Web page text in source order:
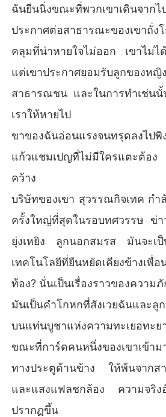
ฉันยืนนิ่งขณะที่พวกเขาเดินจา
ประกาศต่อสาธารณะของเขาถั่
คลุมที่น่าหายใจไม่ออก เขาไม่ไ
แต่เขาประกาศยอมรับลูกของหญิ
สาธารณชน และในการทำเช่นนั้
เราให้หายไป
ขาของฉันอ่อนแรงจนทรุดลงไปพิ
แก้วแชมเปญที่ไม่มีใครแตะต้อง
คว้าง
บริษัทของเขา สุวรรณกิจเทค กำ
ครั้งใหญ่ที่สุดในรอบทศวรรษ ข่า
ยุ่งเหยิง ลูกนอกสมรส มันจะเ
เทคโนโลยีที่ยืนหยัดเคียงข้างเพื่อ
ท้อง? นั่นเป็นเรื่องราวของความ
มันเป็นคำโกหกที่สังเวยฉันและลูก
บนแท่นบูชาแห่งความทะเยอทะย
ขณะที่การ์ดคนหนึ่งของเขาเข้าม
ทางประตูด้านข้าง ให้พ้นจากส
และแสงแฟลชกล้อง ความจริง
ปรากฏขึ้น